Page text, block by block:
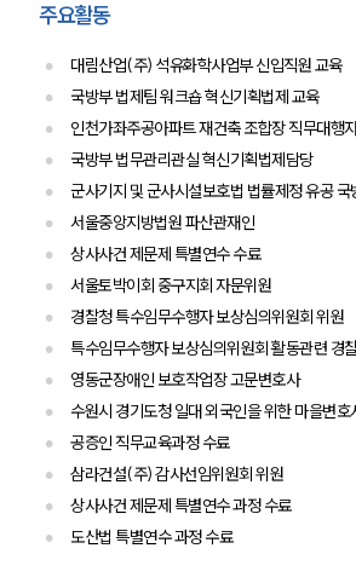
오시는 길
글로벌 파트너 로펌
고객의 소리
통합검색
AI대륜
업무사례
업무사례
사례분석/최신동향
법률정보
법률지식인
고객후기
업무분야
증거조사 업무
전체
주요활동
대림산업(주) 석유화학사업부 신입직원 교육
국방부 법제팀 워크숍 혁신기획법제 교육
인천가좌주공아파트 재건축 조합장 직무대행
국방부 법무관리관실 혁신기획법제담당
군사기지 및 군사시설보호법 법률제정 유공
서울중앙지방법원 파산관재인
상사사건 제문제 특별연수 수료
서울토박이회 중구지회 자문위원
경찰청 특수임무수행자 보상심의위원회 위원
특수임무수행자 보상심의위원회 활동관련 경
영동군장애인 보호작업장 고문변호사
수원시 경기도청 일대 외국인을 위한 마을변호
공증인 직무교육과정 수료
삼라건설(주) 감사선임위원회 위원
상사사건 제문제 특별연수 과정 수료
도산법 특별연수 과정 수료